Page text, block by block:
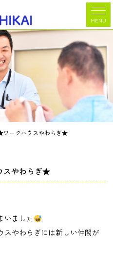
MENU
ワークハウスやわらぎ★
スやわらぎ★
いました
スやわらぎには新しい仲間が